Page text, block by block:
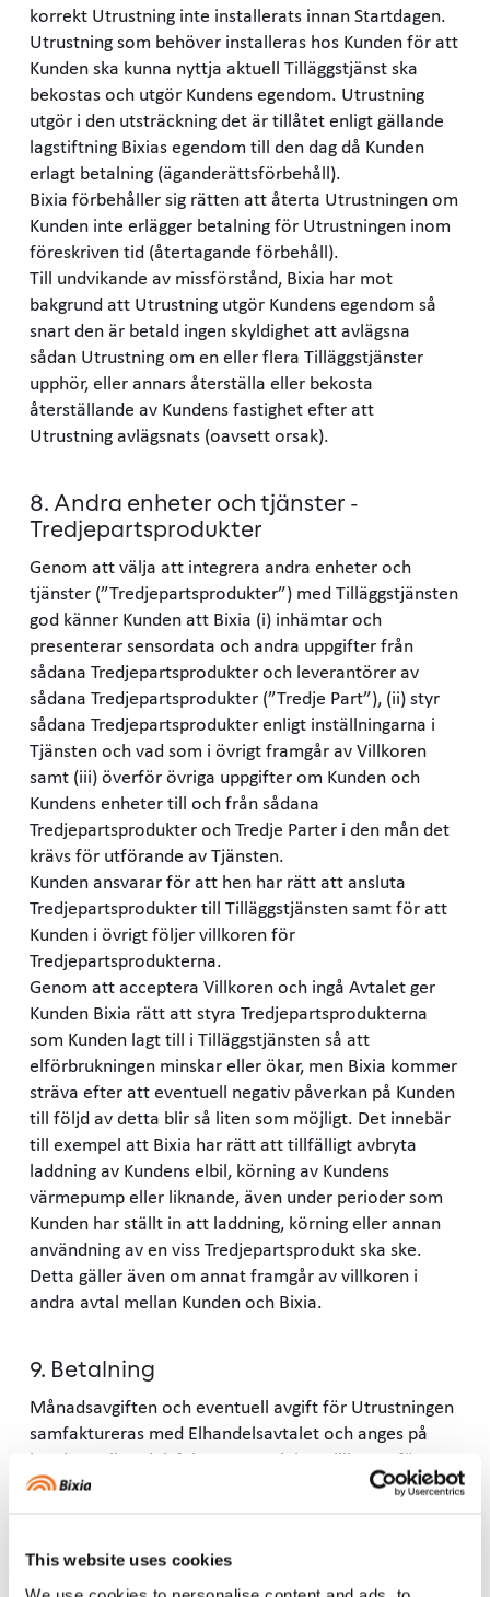
This website uses cookies
korrekt Utrustning inte installerats innan Startdagen.
Utrustning som behöver installeras hos Kunden för att
Kunden ska kunna nyttja aktuell Tilläggstjänst ska
bekostas och utgör Kundens egendom. Utrustning
utgör i den utsträckning det är tillåtet enligt gällande
lagstiftning Bixias egendom till den dag då Kunden
erlagt betalning (äganderättsförbehåll).
Bixia förbehåller sig rätten att återta Utrustningen om
Kunden inte erlägger betalning för Utrustningen inom
föreskriven tid (återtagande förbehåll).
Till undvikande av missförstånd, Bixia har mot
bakgrund att Utrustning utgör Kundens egendom så
snart den är betald ingen skyldighet att avlägsna
sådan Utrustning om en eller flera Tilläggstjänster
upphör, eller annars återställa eller bekosta
återställande av Kundens fastighet efter att
Utrustning avlägsnats (oavsett orsak).
8. Andra enheter och tjänster -
Tredjepartsprodukter
Genom att välja att integrera andra enheter och
tjänster (”Tredjepartsprodukter”) med Tilläggstjänsten
god känner Kunden att Bixia (i) inhämtar och
presenterar sensordata och andra uppgifter från
sådana Tredjepartsprodukter och leverantörer av
sådana Tredjepartsprodukter (”Tredje Part”), (ii) styr
sådana Tredjepartsprodukter enligt inställningarna i
Tjänsten och vad som i övrigt framgår av Villkoren
samt (iii) överför övriga uppgifter om Kunden och
Kundens enheter till och från sådana
Tredjepartsprodukter och Tredje Parter i den mån det
krävs för utförande av Tjänsten.
Kunden ansvarar för att hen har rätt att ansluta
Tredjepartsprodukter till Tilläggstjänsten samt för att
Kunden i övrigt följer villkoren för
Tredjepartsprodukterna.
Genom att acceptera Villkoren och ingå Avtalet ger
Kunden Bixia rätt att styra Tredjepartsprodukterna
som Kunden lagt till i Tilläggstjänsten så att
elförbrukningen minskar eller ökar, men Bixia kommer
sträva efter att eventuell negativ påverkan på Kunden
till följd av detta blir så liten som möjligt. Det innebär
till exempel att Bixia har rätt att tillfälligt avbryta
laddning av Kundens elbil, körning av Kundens
värmepump eller liknande, även under perioder som
Kunden har ställt in att laddning, körning eller annan
användning av en viss Tredjepartsprodukt ska ske.
Detta gäller även om annat framgår av villkoren i
andra avtal mellan Kunden och Bixia.
9. Betalning
Månadsavgiften och eventuell avgift för Utrustningen
samfaktureras med Elhandelsavtalet och anges på
kundens elhandelsfaktura. Betalningsvillkoren för
Tilläggstjänster är det samma som Elhandelsavtalet